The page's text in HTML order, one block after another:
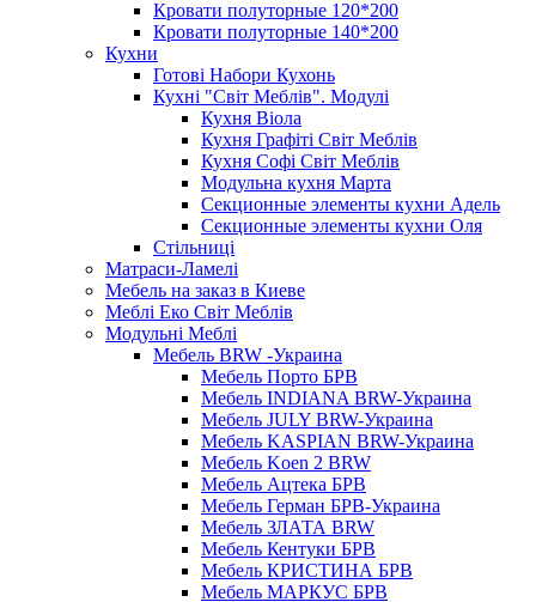
Кровати полуторные 120*200
Кровати полуторные 140*200
Кухни
Готові Набори Кухонь
Кухні "Світ Меблів". Модулі
Кухня Віола
Кухня Графіті Світ Меблів
Кухня Софі Світ Меблів
Модульна кухня Марта
Секционные элементы кухни Адель
Секционные элементы кухни Оля
Стільниці
Матраси-Ламелі
Мебель на заказ в Киеве
Меблі Еко Світ Меблів
Модульні Меблі
Мебель BRW -Украина
Мебель Порто БРВ
Мебель INDIANA BRW-Украина
Мебель JULY BRW-Украина
Мебель KASPIAN BRW-Украина
Мебель Koen 2 BRW
Мебель Ацтека БРВ
Мебель Герман БРВ-Украина
Мебель ЗЛАТА BRW
Мебель Кентуки БРВ
Мебель КРИСТИНА БРВ
Мебель МАРКУС БРВ